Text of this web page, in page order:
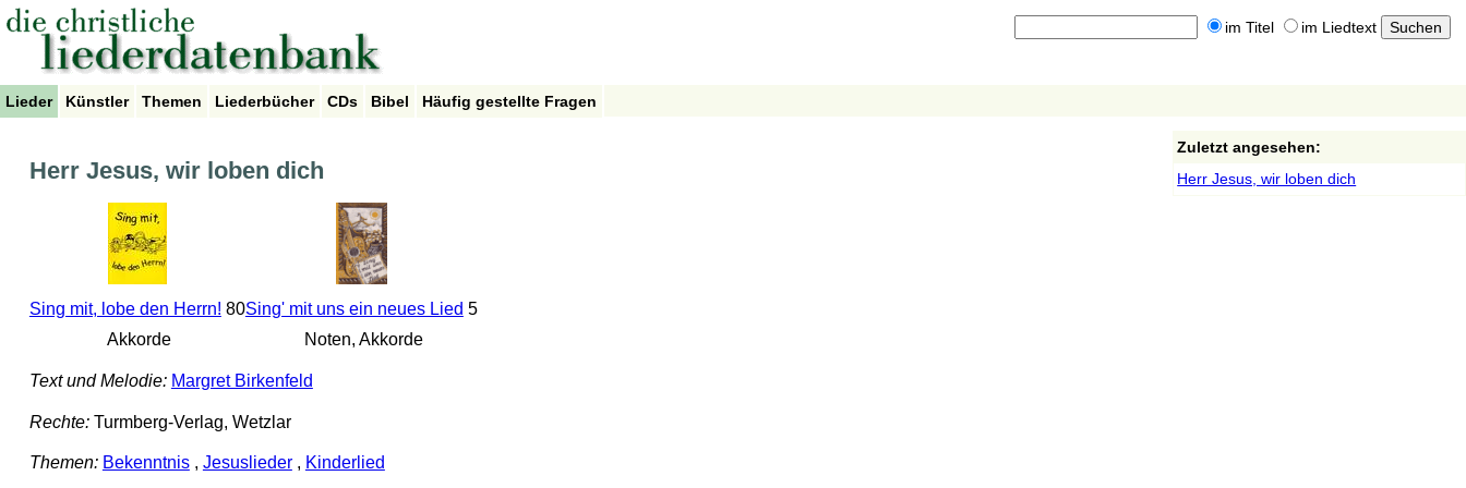
im Titel im Liedtext
Lieder Künstler Themen Liederbücher CDs Bibel Häufig gestellte Fragen
Herr Jesus, wir loben dich
Sing mit, lobe den Herrn! 80
Akkorde
Sing' mit uns ein neues Lied 5
Noten, Akkorde
Text und Melodie: Margret Birkenfeld
Rechte:Turmberg-Verlag, Wetzlar
Themen: Bekenntnis, Jesuslieder, Kinderlied
Zuletzt angesehen:
Herr Jesus, wir loben dich